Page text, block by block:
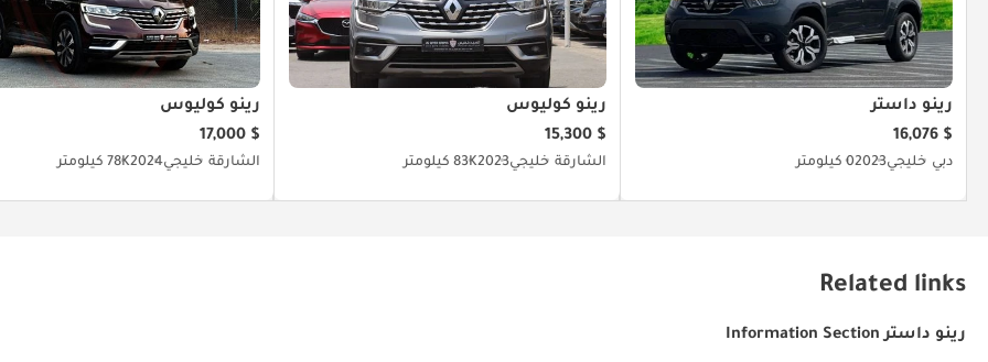
رينو داستر
$ 16,076
دبي خليجي20230 كيلومتر
رينو كوليوس
$ 15,300
الشارقة خليجي202383K كيلومتر
رينو كوليوس
$ 17,000
الشارقة خليجي202478K كيلومتر
Related links
رينو داستر Information Section